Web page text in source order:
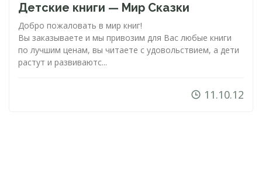
Детские книги — Мир Сказки
Добро пожаловать в мир книг!
Вы заказываете и мы привозим для Вас любые книги
по лучшим ценам, вы читаете с удовольствием, а дети
растут и развиваютс...
11.10.12